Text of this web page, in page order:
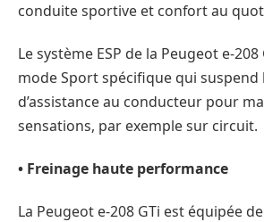
conduite sportive et confort au
Le système ESP de la Peugeot e-
mode Sport spécifique qui suspend
d’assistance au conducteur pour
sensations, par exemple sur circuit.
• Freinage haute performance
La Peugeot e-208 GTi est équipée